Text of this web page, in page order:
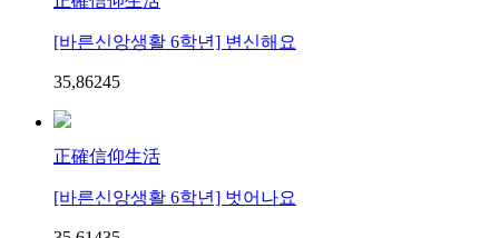
[바른신앙생활 6학년] 변신해요
35,86245
正確信仰生活
[바른신앙생활 6학년] 벗어나요